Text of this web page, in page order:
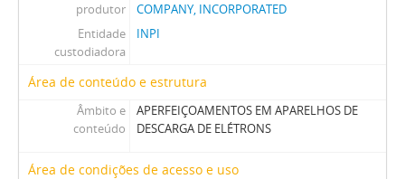
produtor
COMPANY, INCORPORATED
Entidade
custodiadora
INPI
Área de conteúdo e estrutura
Âmbito e
conteúdo
APERFEIÇOAMENTOS EM APARELHOS DE
DESCARGA DE ELÉTRONS
Área de condições de acesso e uso